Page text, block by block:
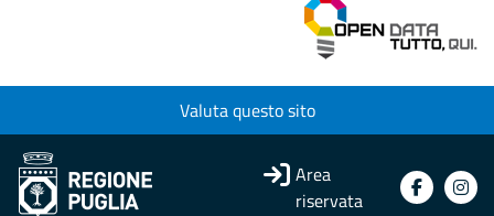
Valuta questo sito
Area
riservata